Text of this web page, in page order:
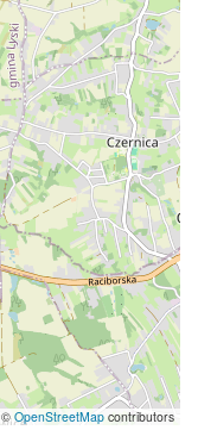
©OpenStreetMap contributors